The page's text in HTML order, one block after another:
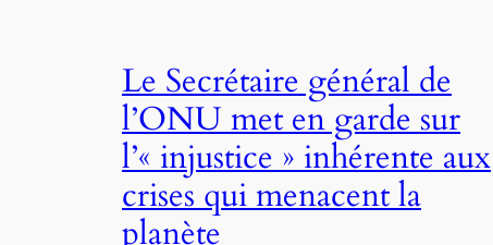
Le Secrétaire général de
l’ONU met en garde sur
l’« injustice » inhérente aux
crises qui menacent la
planète